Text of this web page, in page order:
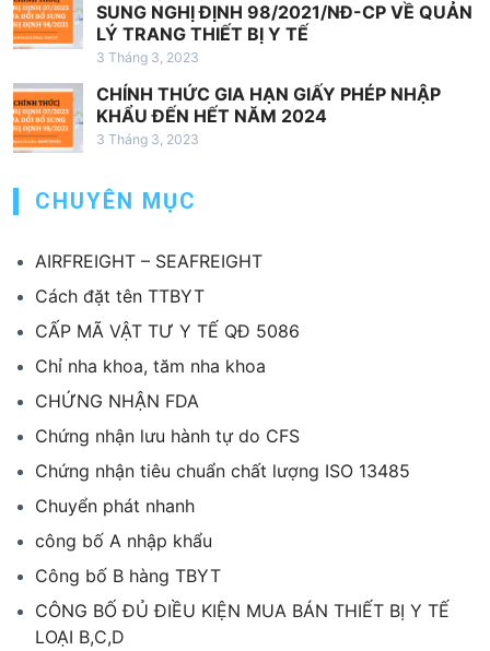
SUNG NGHỊ ĐỊNH 98/2021/NĐ-CP VỀ QUẢN
LÝ TRANG THIẾT BỊ Y TẾ
3 Tháng 3, 2023
CHÍNH THỨC GIA HẠN GIẤY PHÉP NHẬP
KHẨU ĐẾN HẾT NĂM 2024
3 Tháng 3, 2023
CHUYÊN MỤC
AIRFREIGHT – SEAFREIGHT
Cách đặt tên TTBYT
CẤP MÃ VẬT TƯ Y TẾ QĐ 5086
Chỉ nha khoa, tăm nha khoa
CHỨNG NHẬN FDA
Chứng nhận lưu hành tự do CFS
Chứng nhận tiêu chuẩn chất lượng ISO 13485
Chuyển phát nhanh
công bố A nhập khẩu
Công bố B hàng TBYT
CÔNG BỐ ĐỦ ĐIỀU KIỆN MUA BÁN THIẾT BỊ Y TẾ
LOẠI B,C,D